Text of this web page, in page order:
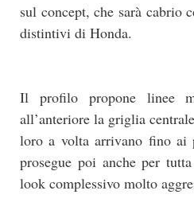
sul concept, che sarà cabrio
distintivi di Honda.
Il profilo propone linee
all’anteriore la griglia
loro a volta arrivano fino ai
prosegue poi anche per
look complessivo molto